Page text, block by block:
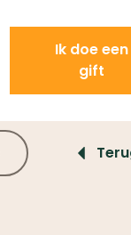
Ik doe een
gift